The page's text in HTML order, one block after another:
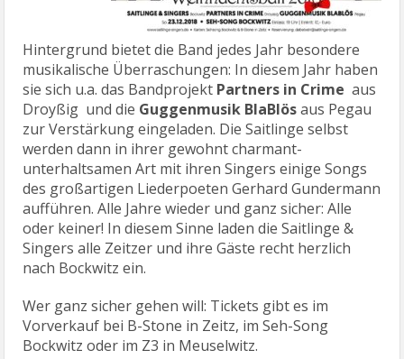
Hintergrund bietet die Band jedes Jahr besondere
musikalische Überraschungen: In diesem Jahr haben
sie sich u.a. das Bandprojekt Partners in Crime aus
Droyßig und die Guggenmusik BlaBlösaus Pegau
zur Verstärkung eingeladen. Die Saitlinge selbst
werden dann in ihrer gewohnt charmant-
unterhaltsamen Art mit ihren Singers einige Songs
des großartigen Liederpoeten Gerhard Gundermann
aufführen. Alle Jahre wieder und ganz sicher: Alle
oder keiner! In diesem Sinne laden die Saitlinge &
Singers alle Zeitzer und ihre Gäste recht herzlich
nach Bockwitz ein.
Wer ganz sicher gehen will: Tickets gibt es im
Vorverkauf bei B-Stone in Zeitz, im Seh-Song
Bockwitz oder im Z3 in Meuselwitz.